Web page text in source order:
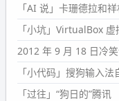
「AI 说」卡珊德拉和
「小坑」VirtualBox
2012 年 9 月 18 日冷
「小代码」搜狗输入
「过往」“狗日的”腾讯